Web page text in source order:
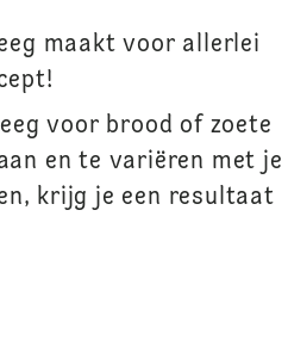
maakt voor allerlei
voor brood of zoete
en te variëren met je
krijg je een resultaat